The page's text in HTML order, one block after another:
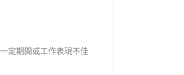
定期間或工作表現不佳